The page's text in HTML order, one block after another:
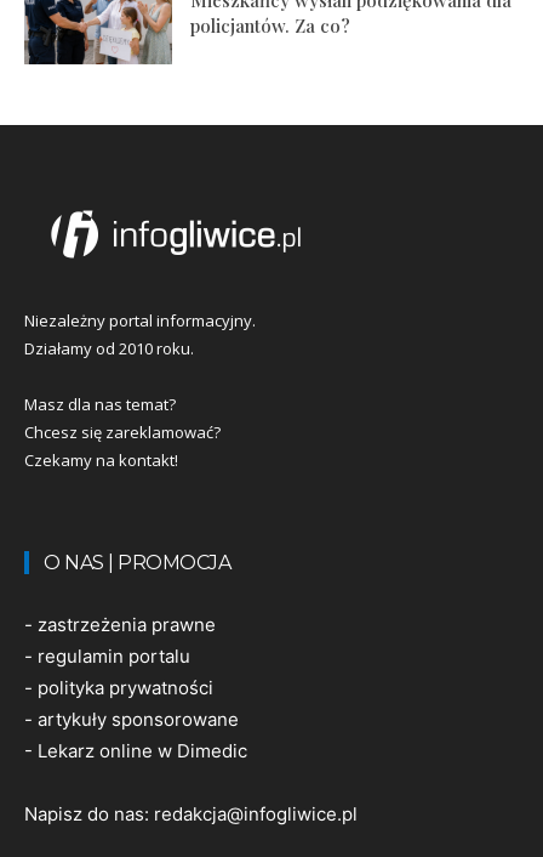
policjantów. Za co?
Niezależny portal informacyjny.
Działamy od 2010 roku.
Masz dla nas temat?
Chcesz się zareklamować?
Czekamy na kontakt!
O NAS | PROMOCJA
- zastrzeżenia prawne
- regulamin portalu
- polityka prywatności
- artykuły sponsorowane
- Lekarz online w Dimedic
Napisz do nas: redakcja@infogliwice.pl